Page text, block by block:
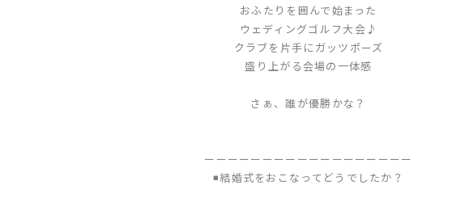
おふたりを囲んで始まった
ウェディングゴルフ大会♪
クラブを片手にガッツポーズ
盛り上がる会場の一体感
さぁ、誰が優勝かな？
ーーーーーーーーーーーーーーーーーー
◾️結婚式をおこなってどうでしたか？